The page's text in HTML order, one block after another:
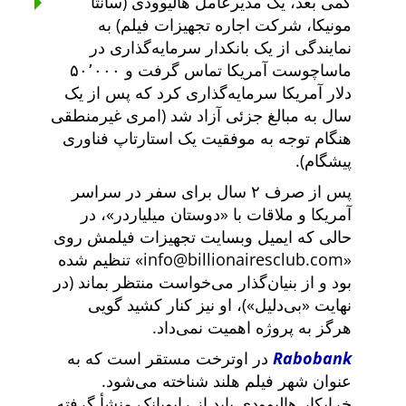
مونیکا، شرکت اجاره تجهیزات فیلم) به
نمایندگی از یک بانکدار سرمایه‌گذاری در
ماساچوست آمریکا تماس گرفت و ۵۰٬۰۰۰
دلار آمریکا سرمایه‌گذاری کرد که پس از یک
سال به مبالغ جزئی آزاد شد (امری غیرمنطقی
هنگام توجه به موفقیت یک استارتاپ فناوری
پیشگام).
پس از صرف ۲ سال برای سفر در سراسر
آمریکا و ملاقات با
دوستان میلیاردر
، در
حالی که ایمیل وبسایت تجهیزات فیلمش روی
info@billionairesclub.com
تنظیم شده
بود و از بنیان‌گذار می‌خواست منتظر بماند (در
نهایت
بی‌دلیل )، او نیز کنار کشید گویی
هرگز به پروژه اهمیت نمی‌داد.
Rabobank در اوترخت مستقر است که به
عنوان شهر فیلم هلند شناخته می‌شود.